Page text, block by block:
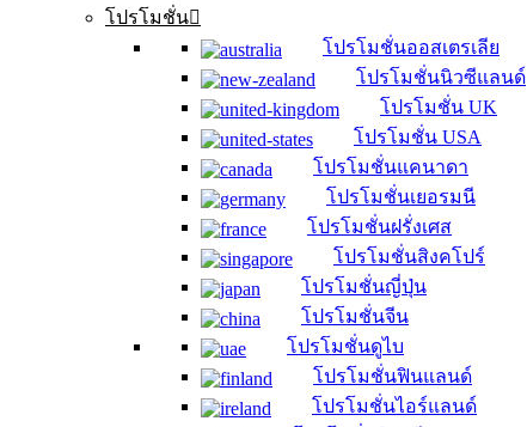
โปรโมชั่น
โปรโมชั่นออสเตรเลีย
โปรโมชั่นนิวซีแลนด์
โปรโมชั่น UK
โปรโมชั่น USA
โปรโมชั่นแคนาดา
โปรโมชั่นเยอรมนี
โปรโมชั่นฝรั่งเศส
โปรโมชั่นสิงคโปร์
โปรโมชั่นญี่ปุ่น
โปรโมชั่นจีน
โปรโมชั่นดูไบ
โปรโมชั่นฟินแลนด์
โปรโมชั่นไอร์แลนด์